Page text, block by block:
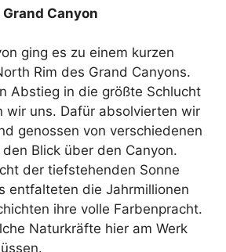
Canyon
ging es zu einem kurzen
Rim des Grand Canyons.
Abstieg in die größte Schlucht
wir uns. Dafür absolvierten wir
genossen von verschiedenen
Blick über den Canyon.
der tiefstehenden Sonne
entfalteten die Jahrmillionen
ihre volle Farbenpracht.
Naturkräfte hier am Werk